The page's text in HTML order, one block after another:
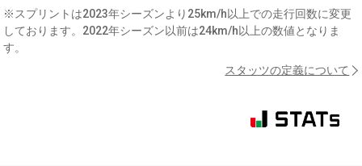
※スプリントは2023年シーズンより25km/h以上での走行回数に変更
しております。2022年シーズン以前は24km/h以上の数値となりま
す。
スタッツの定義について